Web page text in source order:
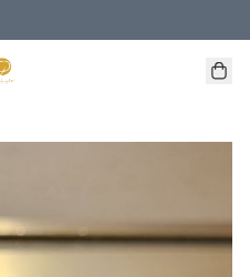
用於 特定的送貨方式 )